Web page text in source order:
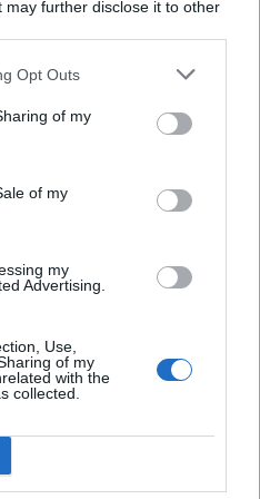
may further disclose it to other
Opt Outs
of my
of my
my
Advertising.
Use,
of my
with the
collected.
στοGoogle News
νέα.
και στο